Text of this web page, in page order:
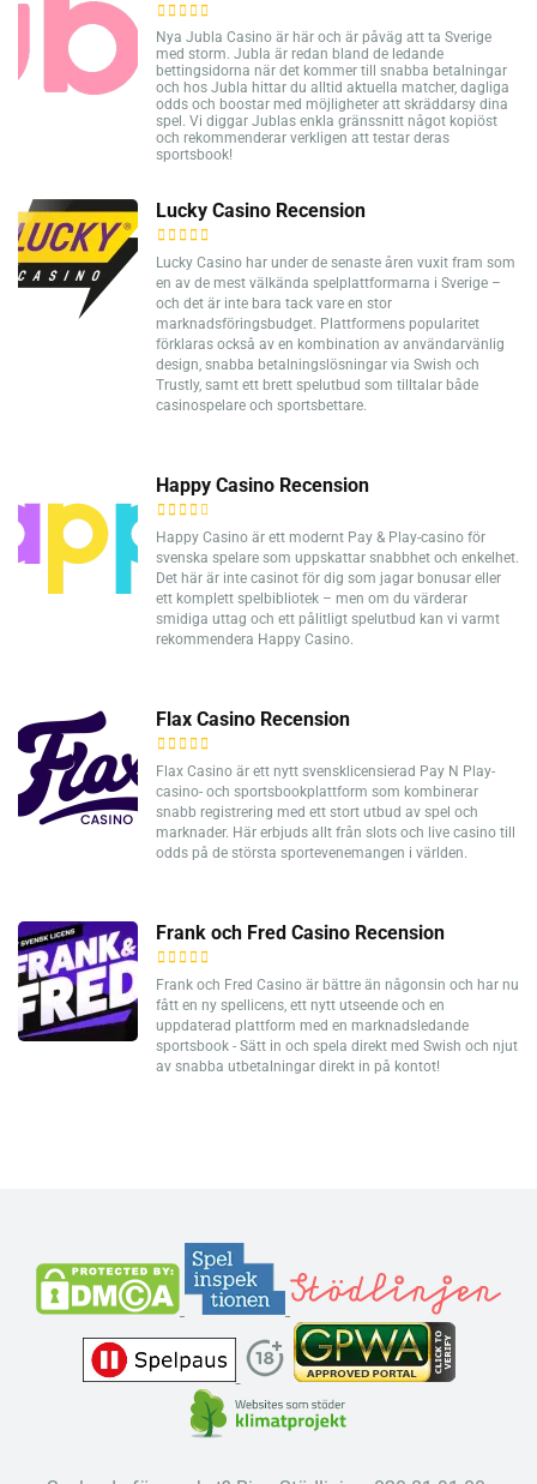
Nya Jubla Casino är här och är påväg att ta Sverige
med storm. Jubla är redan bland de ledande
bettingsidorna när det kommer till snabba betalningar
och hos Jubla hittar du alltid aktuella matcher, dagliga
odds och boostar med möjligheter att skräddarsy dina
spel. Vi diggar Jublas enkla gränssnitt något kopiöst
och rekommenderar verkligen att testar deras
sportsbook!
Lucky Casino Recension
Lucky Casino har under de senaste åren vuxit fram som
en av de mest välkända spelplattformarna i Sverige –
och det är inte bara tack vare en stor
marknadsföringsbudget. Plattformens popularitet
förklaras också av en kombination av användarvänlig
design, snabba betalningslösningar via Swish och
Trustly, samt ett brett spelutbud som tilltalar både
casinospelare och sportsbettare.
Happy Casino Recension
Happy Casino är ett modernt Pay & Play-casino för
svenska spelare som uppskattar snabbhet och enkelhet.
Det här är inte casinot för dig som jagar bonusar eller
ett komplett spelbibliotek – men om du värderar
smidiga uttag och ett pålitligt spelutbud kan vi varmt
rekommendera Happy Casino.
Flax Casino Recension
Flax Casino är ett nytt svensklicensierad Pay N Play-
casino- och sportsbookplattform som kombinerar
snabb registrering med ett stort utbud av spel och
marknader. Här erbjuds allt från slots och live casino till
odds på de största sportevenemangen i världen.
Frank och Fred Casino Recension
Frank och Fred Casino är bättre än någonsin och har nu
fått en ny spellicens, ett nytt utseende och en
uppdaterad plattform med en marknadsledande
sportsbook - Sätt in och spela direkt med Swish och njut
av snabba utbetalningar direkt in på kontot!